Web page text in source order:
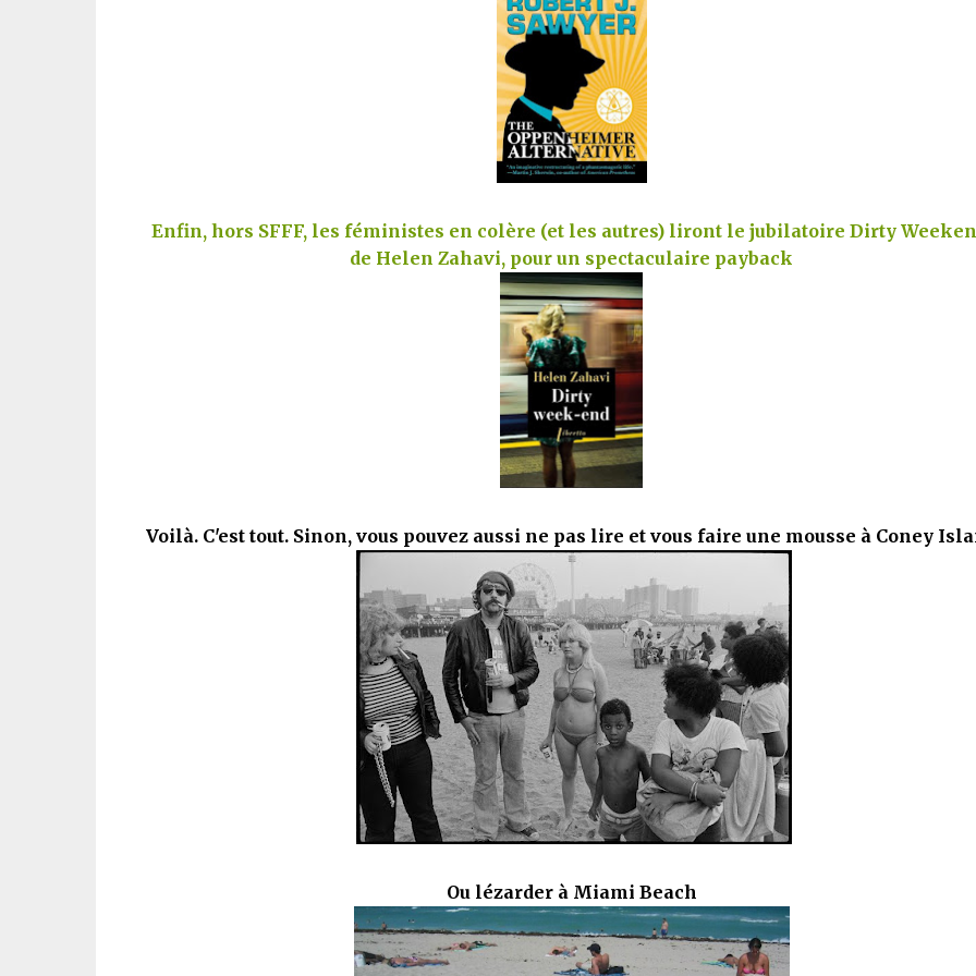
Enfin, hors SFFF, les féministes en colère (et les autres) liront le jubilatoire Dirty
de Helen Zahavi, pour un spectaculaire payback
Voilà. C'est tout. Sinon, vous pouvez aussi ne pas lire et vous faire une mousse à Coney
Ou lézarder à Miami Beach